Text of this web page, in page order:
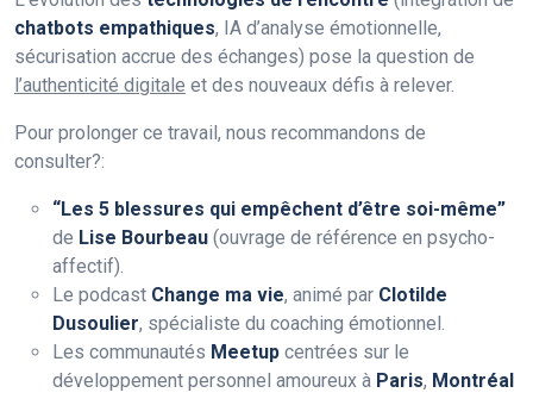
chatbots empathiques, IA d’analyse émotionnelle,
sécurisation accrue des échanges) pose la question de
l’authenticité digitale et des nouveaux défis à relever.
Pour prolonger ce travail, nous recommandons de
consulter?:
“Les 5 blessures qui empêchent d’être soi-même”
de Lise Bourbeau (ouvrage de référence en psycho-
affectif).
Le podcast Change ma vie, animé par Clotilde
Dusoulier, spécialiste du coaching émotionnel.
Les communautés Meetup centrées sur le
développement personnel amoureux à Paris, Montréal